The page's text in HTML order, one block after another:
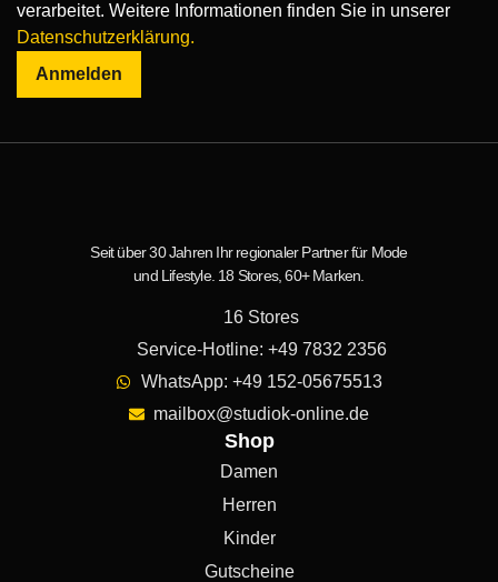
verarbeitet. Weitere Informationen finden Sie in unserer
Datenschutzerklärung.
Anmelden
Seit über 30 Jahren Ihr regionaler Partner für Mode
und Lifestyle. 18 Stores, 60+ Marken.
16 Stores
Service-Hotline: +49 7832 2356
WhatsApp: +49 152-05675513
mailbox@studiok-online.de
Shop
Damen
Herren
Kinder
Gutscheine